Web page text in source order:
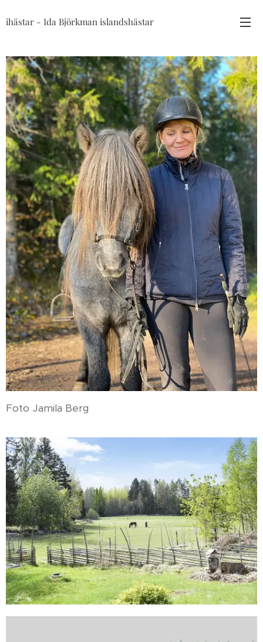
ihästar - Ida Björkman islandshästar
Foto Jamila Berg